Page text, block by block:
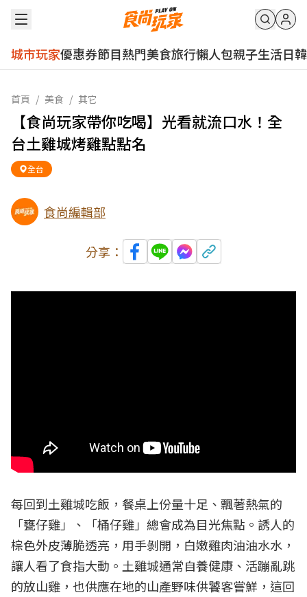
城市玩家優惠券節目熱門美食旅行懶人包親子生活日韓
首頁 / 美食 / 其它
【食尚玩家帶你吃喝】光看就流口水！全
台土雞城烤雞點點名
全台
食尚編輯部
分享：
每回到土雞城吃飯，餐桌上份量十足、飄著熱氣的
「甕仔雞」、「桶仔雞」總會成為目光焦點。誘人的
棕色外皮薄脆透亮，用手剝開，白嫩雞肉油油水水，
讓人看了食指大動。土雞城通常自養健康、活蹦亂跳
的放山雞，也供應在地的山產野味供饕客嘗鮮，這回